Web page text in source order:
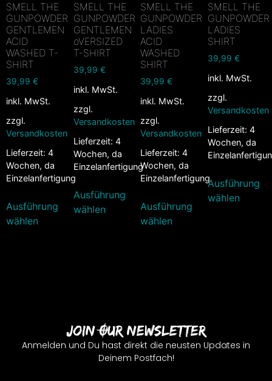
SMELL THE
GUNPOWDER
GENTLEMEN
ACID
WASHED T-
SHIRT
39,99 €
inkl. MwSt.
zzgl.
Versandkosten
Lieferzeit: 4
Wochen, da
Einzelanfertigung
Ausführung
wählen
SMELL THE
GUNPOWDER
GENTLEMEN
oVERSIZED
T-SHIRT
39,99 €
inkl. MwSt.
zzgl.
Versandkosten
Lieferzeit: 4
Wochen, da
Einzelanfertigung
Ausführung
wählen
SMELL THE
GUNPOWDER
LADIES
ACID
WASHED
SHIRT
39,99€
inkl. MwSt.
zzgl.
Versandkosten
Lieferzeit:4
Wochen, da
Einzelanfertigung
Ausführung
wählen
SMELL THE
GUNPOWDER
LADIES
SHIRT
39,99 €
inkl. MwSt.
zzgl.
Versandkosten
Lieferzeit: 4
Wochen, da
Ausführung
wählen
Join Our Newsletter
Anmelden und Du hast direkt die neusten Updates in
Deinem Postfach!